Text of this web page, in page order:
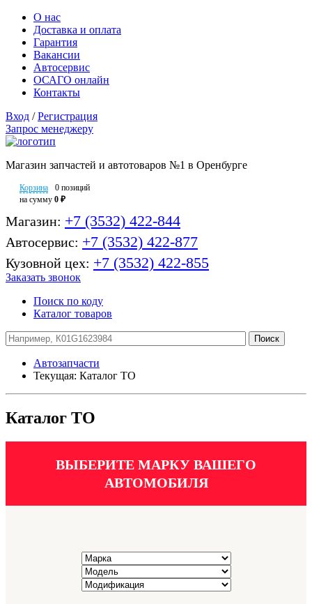
О нас
Доставка и оплата
Гарантия
Вакансии
Автосервис
ОСАГО онлайн
Контакты
Вход / Регистрация
Запрос менеджеру
Магазин запчастей и автотоваров №1 в Оренбурге
Корзина
0 позиций
на сумму 0 ₽
Магазин: +7 (3532) 422-844
Автосервис: +7 (3532) 422-877
Кузовной цех: +7 (3532) 422-855
Заказать звонок
Поиск по коду
Каталог товаров
Автозапчасти
Текущая: Каталог ТО
Каталог ТО
ВЫБЕРИТЕ МАРКУ ВАШЕГО
АВТОМОБИЛЯ